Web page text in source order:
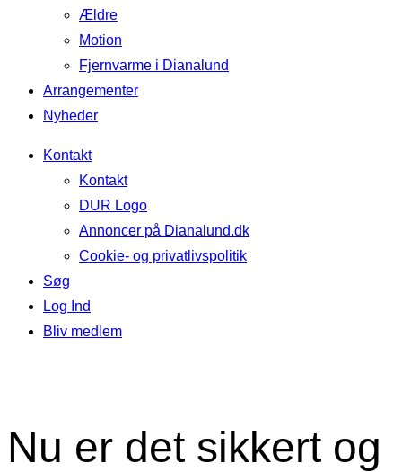
Ældre
Motion
Fjernvarme i Dianalund
Arrangementer
Nyheder
Kontakt
Kontakt
DUR Logo
Annoncer på Dianalund.dk
Cookie- og privatlivspolitik
Søg
Log Ind
Bliv medlem
Nu er det sikkert og